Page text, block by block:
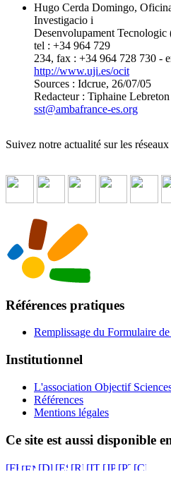
Hugo Cerda Domingo,
Investigacio i
Desenvolupament
tel : +34 964 729
234, fax : +34 964 728 730 -
http://www.uji.es/ocit
Sources : Idcrue, 26/07/05
Redacteur : Tiphaine
sst@ambafrance-es.org
Suivez notre actualité sur les
Références pratiques
Remplissage du Formulaire
Institutionnel
L'association Objectif
Références
Mentions légales
Ce site est aussi disponible